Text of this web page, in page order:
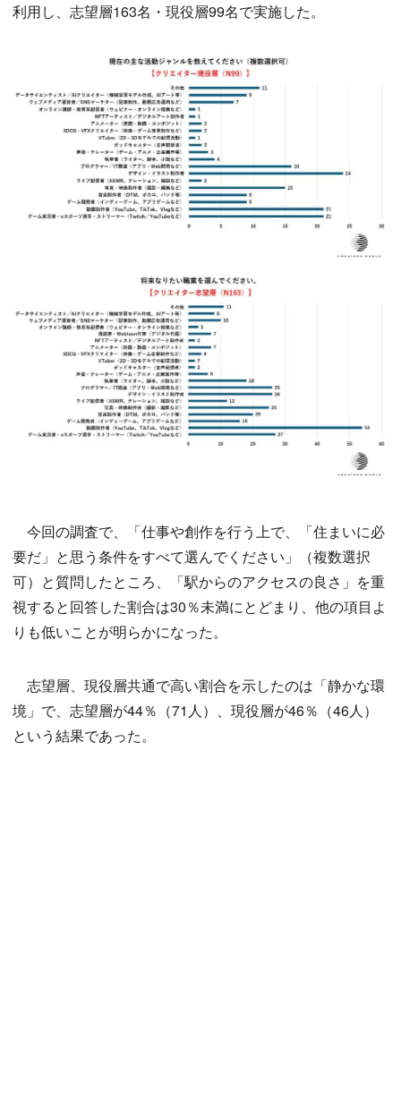
利用し、志望層163名・現役層99名で実施した。
今回の調査で、「仕事や創作を行う上で、「住まいに必
要だ」と思う条件をすべて選んでください」（複数選択
可）と質問したところ、「駅からのアクセスの良さ」を重
視すると回答した割合は30％未満にとどまり、他の項目よ
りも低いことが明らかになった。
志望層、現役層共通で高い割合を示したのは「静かな環
境」で、志望層が44％（71人）、現役層が46％（46人）
という結果であった。